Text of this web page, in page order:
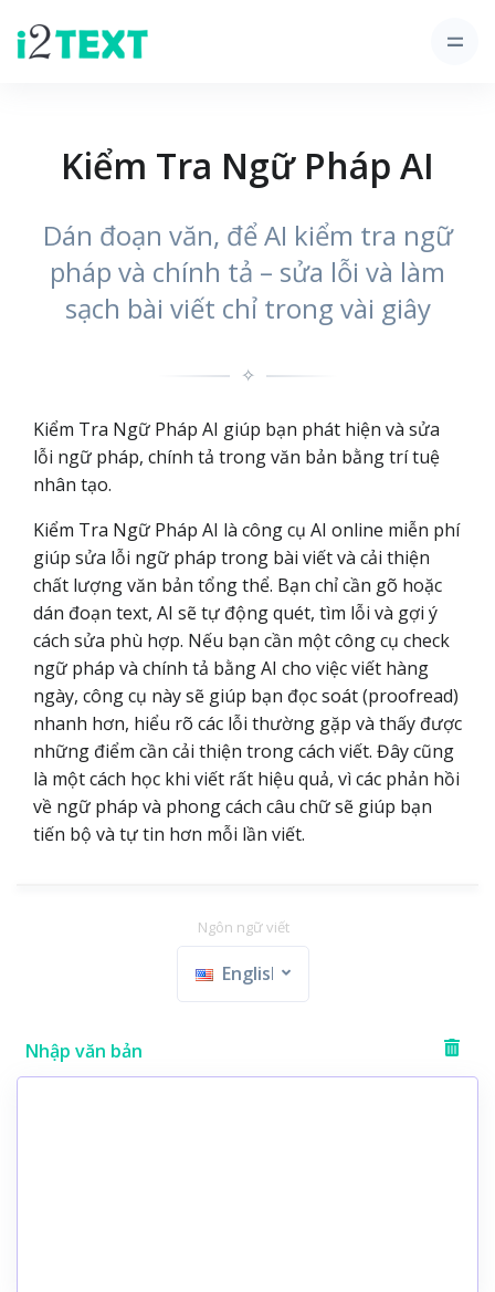
Kiểm Tra Ngữ Pháp AI
Dán đoạn văn, để AI kiểm tra ngữ
pháp và chính tả – sửa lỗi và làm
sạch bài viết chỉ trong vài giây
✧
Kiểm Tra Ngữ Pháp AI giúp bạn phát hiện và sửa
lỗi ngữ pháp, chính tả trong văn bản bằng trí tuệ
nhân tạo.
Kiểm Tra Ngữ Pháp AI là công cụ AI online miễn phí
giúp sửa lỗi ngữ pháp trong bài viết và cải thiện
chất lượng văn bản tổng thể. Bạn chỉ cần gõ hoặc
dán đoạn text, AI sẽ tự động quét, tìm lỗi và gợi ý
cách sửa phù hợp. Nếu bạn cần một công cụ check
ngữ pháp và chính tả bằng AI cho việc viết hàng
ngày, công cụ này sẽ giúp bạn đọc soát (proofread)
nhanh hơn, hiểu rõ các lỗi thường gặp và thấy được
những điểm cần cải thiện trong cách viết. Đây cũng
là một cách học khi viết rất hiệu quả, vì các phản hồi
về ngữ pháp và phong cách câu chữ sẽ giúp bạn
tiến bộ và tự tin hơn mỗi lần viết.
Ngôn ngữ viết
English
Nhập văn bản